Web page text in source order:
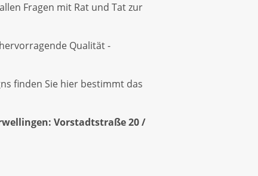
Fragen mit Rat und Tat zur
Qualität -
finden Sie hier bestimmt das
Vorstadtstraße 20 /